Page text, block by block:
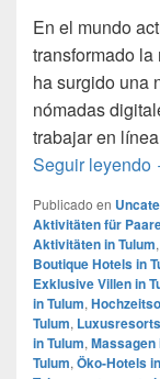
En el mundo
transformado
ha surgido una
nómadas
trabajar en
Seguir leyendo
Publicado en
Aktivitäten für
Aktivitäten in Tulum,
Boutique Hotels in
Exklusive Villen in
in Tulum,
Tulum,
in Tulum, Massagen
Tulum, Öko-Hotels